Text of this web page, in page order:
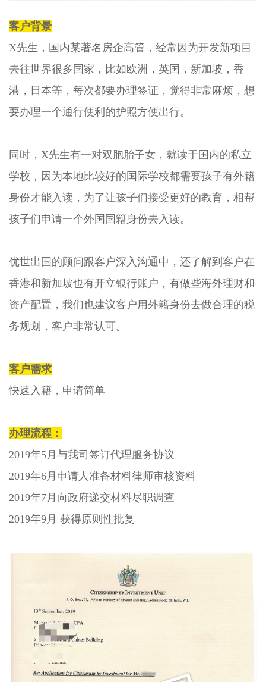
客户背景
X先生，国内某著名房企高管，经常因为开发新项目
去往世界很多国家，比如欧洲，英国，新加坡，香
港，日本等，每次都要办理签证，觉得非常麻烦，想
要办理一个通行便利的护照方便出行。
同时， X先生有一对双胞胎子女，就读于国内的私立
学校，因为本地比较好的国际学校都需要孩子有外籍
身份才能入读，为了让孩子们接受更好的教育，相帮
孩子们申请一个外国国籍身份去入读。
优世出国的顾问跟客户深入沟通中，还了解到客户在
香港和新加坡也有开立银行账户，有做些海外理财和
资产配置，我们也建议客户用外籍身份去做合理的税
务规划，客户非常认可。
客户需求
快速入籍，申请简单
办理流程：
2019年5 月与我司签订代理服务协议
2019年6 月申请人准备材料律师审核资料
2019年7 月向政府递交材料尽职调查
2019年9 月 获得原则性批复